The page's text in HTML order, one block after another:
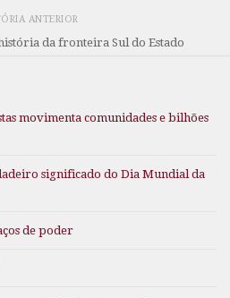
ANTERIOR
da fronteira Sul do Estado
movimenta comunidades e bilhões
significado do Dia Mundial da
de poder